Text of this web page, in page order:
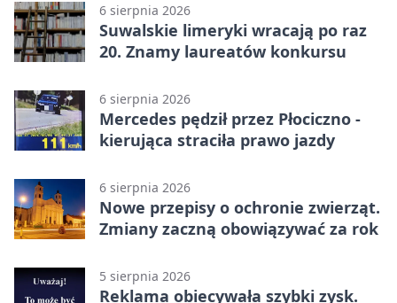
6 sierpnia 2026
Suwalskie limeryki wracają po raz
20. Znamy laureatów konkursu
6 sierpnia 2026
Mercedes pędził przez Płociczno -
kierująca straciła prawo jazdy
6 sierpnia 2026
Nowe przepisy o ochronie zwierząt.
Zmiany zaczną obowiązywać za rok
5 sierpnia 2026
Reklama obiecywała szybki zysk.